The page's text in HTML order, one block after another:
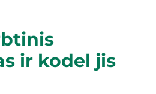
ir kodel jis